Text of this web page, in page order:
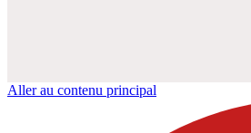
Aller au contenu principal